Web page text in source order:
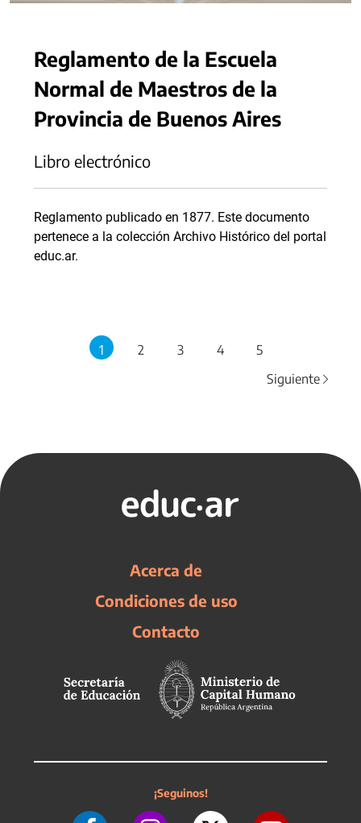
Reglamento de la Escuela
Normal de Maestros de la
Provincia de Buenos Aires
Libro electrónico
Reglamento publicado en 1877. Este documento
pertenece a la colección Archivo Histórico del portal
educ.ar.
1 2 3 4
5
Siguiente
Acerca de
Condiciones de uso
Contacto
¡Seguinos!